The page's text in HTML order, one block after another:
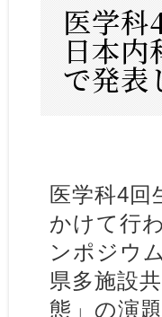
医学科
日本内
で発表
医学科4
かけて行
ンポジウ
県多施設
態」の演